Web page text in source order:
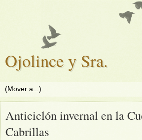
Ojolince y Sra.
Anticiclón invernal en la
Cabrillas